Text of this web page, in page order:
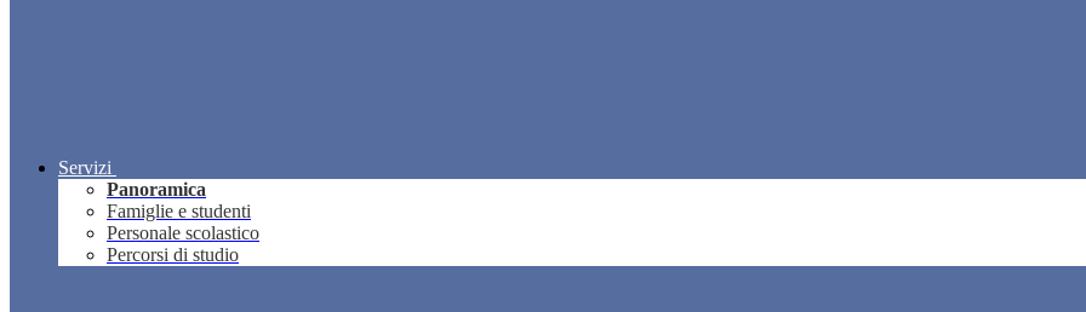
Servizi
Panoramica
Famiglie e studenti
Personale scolastico
Percorsi di studio